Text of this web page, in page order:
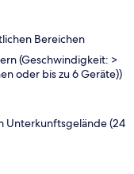
Bereichen
(Geschwindigkeit: >
oder bis zu 6 Geräte))
Unterkunftsgelände (24